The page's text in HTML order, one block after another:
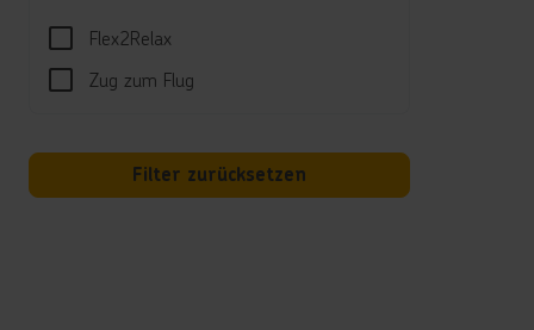
Flex2Relax
Zug zum Flug
Filter zurücksetzen